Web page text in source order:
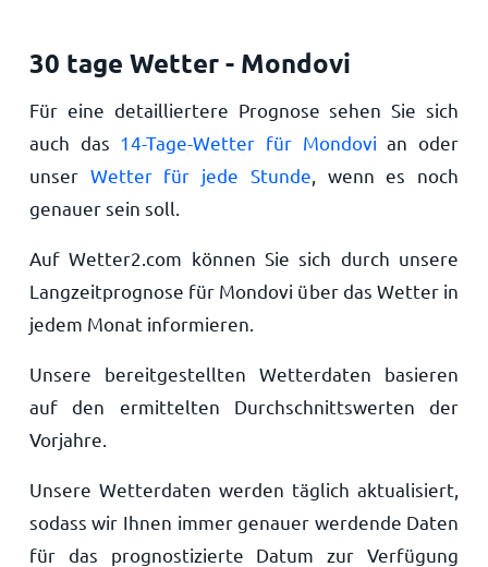
30 tage Wetter - Mondovi
Für eine detailliertere Prognose sehen Sie sich
auch das 14-Tage-Wetter für Mondovi an oder
unser Wetter für jede Stunde , wenn es noch
genauer sein soll.
Auf Wetter2.com können Sie sich durch unsere
Langzeitprognose für Mondovi über das Wetter in
jedem Monat informieren.
Unsere bereitgestellten Wetterdaten basieren
auf den ermittelten Durchschnittswerten der
Vorjahre.
Unsere Wetterdaten werden täglich aktualisiert,
sodass wir Ihnen immer genauer werdende Daten
für das prognostizierte Datum zur Verfügung